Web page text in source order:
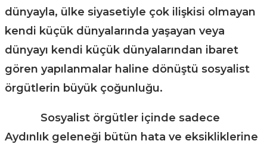
dünyayla, ülke siyasetiyle çok ilişkisi olmayan
kendi küçük dünyalarında yaşayan veya
dünyayı kendi küçük dünyalarından ibaret
gören yapılanmalar haline dönüştü sosyalist
örgütlerin büyük çoğunluğu.
Sosyalist örgütler içinde sadece
Aydınlık geleneği bütün hata ve eksikliklerine